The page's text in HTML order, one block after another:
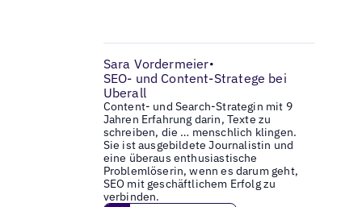
Sara Vordermeier•
SEO- und Content-Stratege bei
Uberall
Content- und Search-Strategin mit 9
Jahren Erfahrung darin, Texte zu
schreiben, die … menschlich klingen.
Sie ist ausgebildete Journalistin und
eine überaus enthusiastische
Problemlöserin, wenn es darum geht,
SEO mit geschäftlichem Erfolg zu
verbinden.